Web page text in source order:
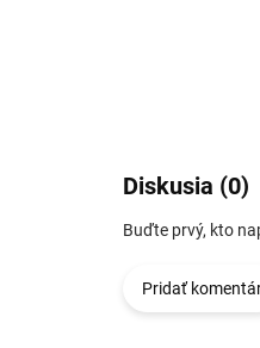
Diskusia (0)
Buďte prvý, kto
Pridať